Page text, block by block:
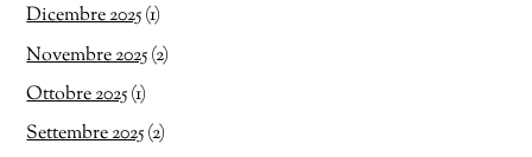
Dicembre 2025(1)
Novembre 2025(2)
Ottobre 2025(1)
Settembre 2025(2)